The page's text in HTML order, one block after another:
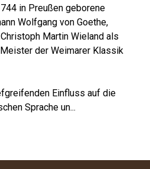
in Preußen geborene
Wolfgang von Goethe,
Martin Wieland als
der Weimarer Klassik
Einfluss auf die
Sprache un...